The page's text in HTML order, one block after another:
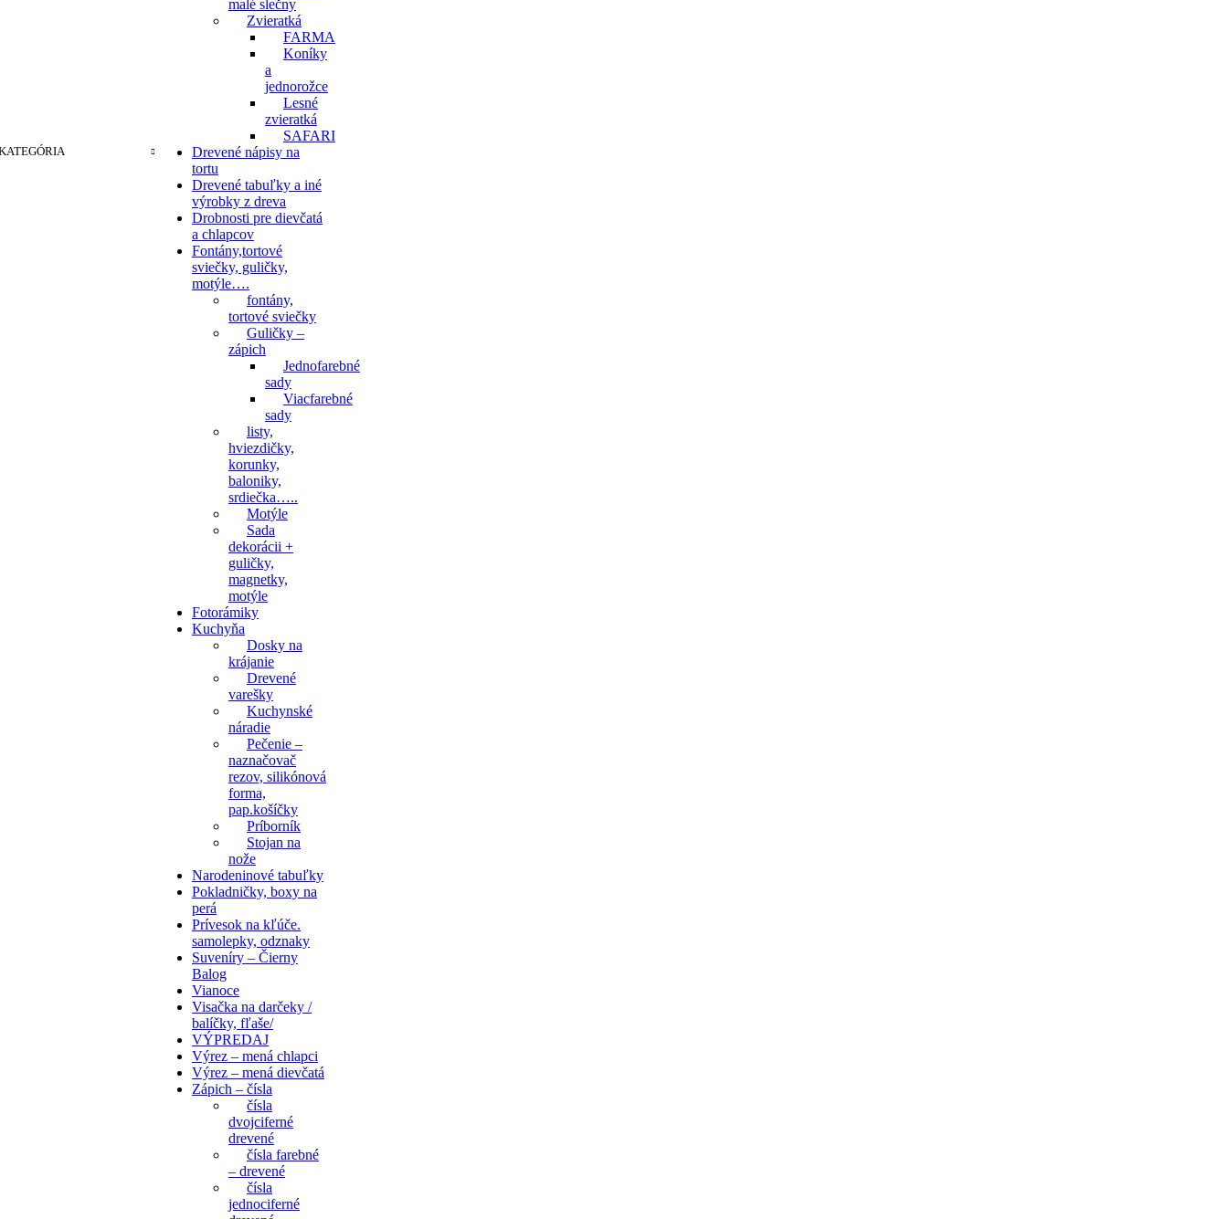
malé slečny
Zvieratká
FARMA
Koníky
a
jednorožce
Lesné
zvieratká
SAFARI
Drevené nápisy na
tortu
Drevené tabuľky a iné
výrobky z dreva
Drobnosti pre dievčatá
a chlapcov
Fontány,tortové
sviečky, guličky,
motýle….
fontány,
tortové sviečky
Guličky –
zápich
Jednofarebné
sady
Viacfarebné
sady
listy,
hviezdičky,
korunky,
baloniky,
srdiečka…..
Motýle
Sada
dekorácii +
guličky,
magnetky,
motýle
Fotorámiky
Kuchyňa
Dosky na
krájanie
Drevené
varešky
Kuchynské
náradie
Pečenie –
naznačovač
rezov, silikónová
forma,
pap.košíčky
Príborník
Stojan na
nože
Narodeninové tabuľky
Pokladničky, boxy na
perá
Prívesok na kľúče.
samolepky, odznaky
Suveníry – Čierny
Balog
Vianoce
Visačka na darčeky /
balíčky, fľaše/
VÝPREDAJ
Výrez – mená chlapci
Výrez – mená dievčatá
Zápich – čísla
čísla
dvojciferné
drevené
čísla farebné
– drevené
čísla
jednociferné